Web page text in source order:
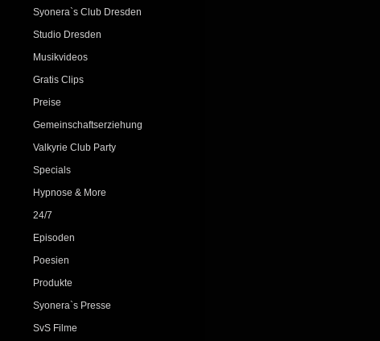
Syonera`s Club Dresden
Studio Dresden
Musikvideos
Gratis Clips
Preise
Gemeinschaftserziehung
Valkyrie Club Party
Specials
Hypnose & More
24/7
Episoden
Poesien
Produkte
Syonera`s Presse
SvS Filme